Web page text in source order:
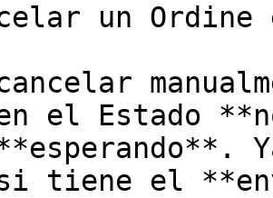
un Ordine
el Estado
tiene el